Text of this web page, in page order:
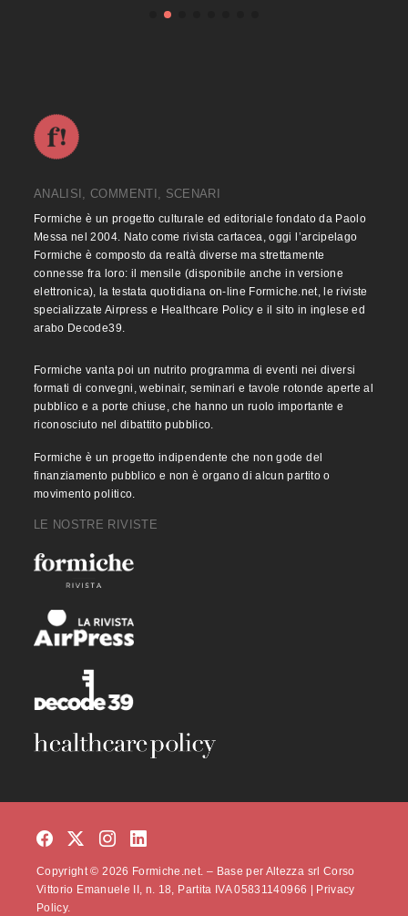
ANALISI, COMMENTI, SCENARI
Formiche è un progetto culturale ed editoriale fondato da Paolo
Messa nel 2004. Nato come rivista cartacea, oggi l’arcipelago
Formiche è composto da realtà diverse ma strettamente
connesse fra loro: il mensile (disponibile anche in versione
elettronica), la testata quotidiana on-line Formiche.net, le riviste
specializzate Airpress e Healthcare Policy e il sito in inglese ed
arabo Decode39.
Formiche vanta poi un nutrito programma di eventi nei diversi
formati di convegni, webinair, seminari e tavole rotonde aperte al
pubblico e a porte chiuse, che hanno un ruolo importante e
riconosciuto nel dibattito pubblico.
Formiche è un progetto indipendente che non gode del
finanziamento pubblico e non è organo di alcun partito o
movimento politico.
LE NOSTRE RIVISTE
Copyright © 2026 Formiche.net. – Base per Altezza srl Corso
Vittorio Emanuele II, n. 18, Partita IVA 05831140966 |
Privacy
Policy.